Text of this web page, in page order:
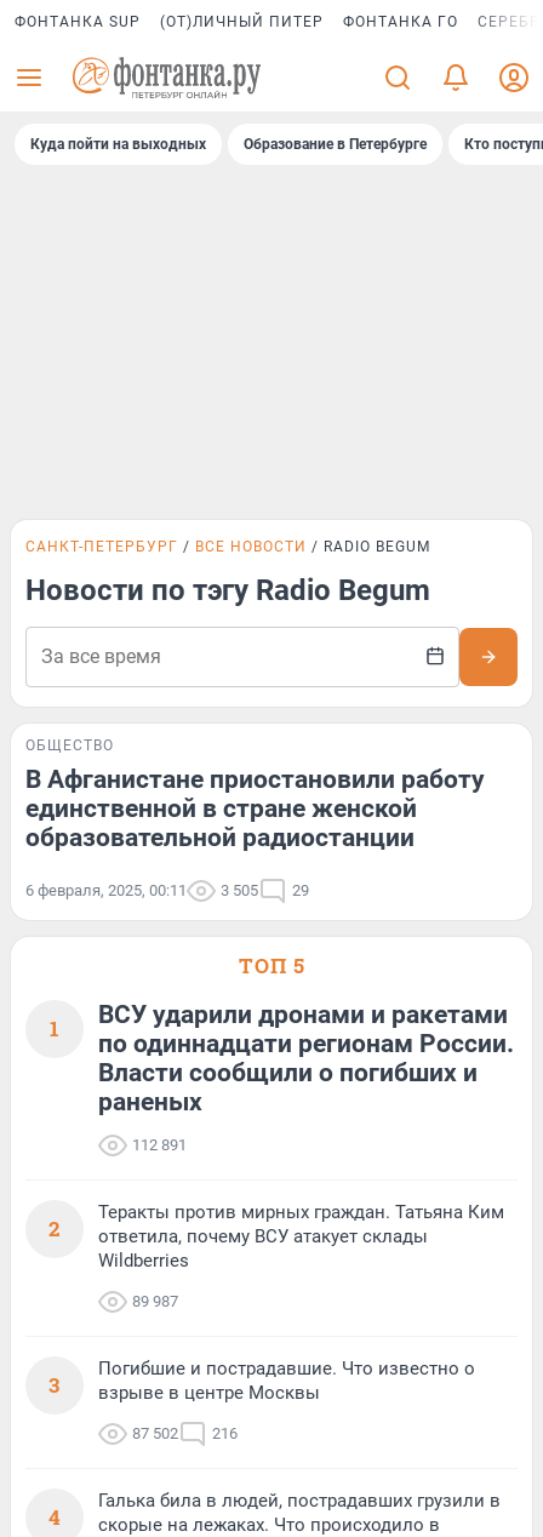
ФОНТАНКА SUP (ОТ)ЛИЧНЫЙ ПИТЕР ФОНТАНКА ГО
Куда пойти на выходных Образование в Петербурге Кто
САНКТ-ПЕТЕРБУРГ ВСЕ НОВОСТИ RADIO BEGUM
Новости по тэгу Radio Begum
ОБЩЕСТВО
В Афганистане приостановили работу
единственной в стране женской
образовательной радиостанции
6 февраля, 2025, 00:11 3 505 29
ТОП 5
1
ВСУ ударили дронами и ракетами
по одиннадцати регионам России.
Власти сообщили о погибших и
раненых
112 891
2
Теракты против мирных граждан. Татьяна Ким
ответила, почему ВСУ атакует склады
Wildberries
89 987
3
Погибшие и пострадавшие. Что известно о
взрыве в центре Москвы
87 502 216
4
Галька била в людей, пострадавших грузили в
скорые на лежаках. Что происходило в